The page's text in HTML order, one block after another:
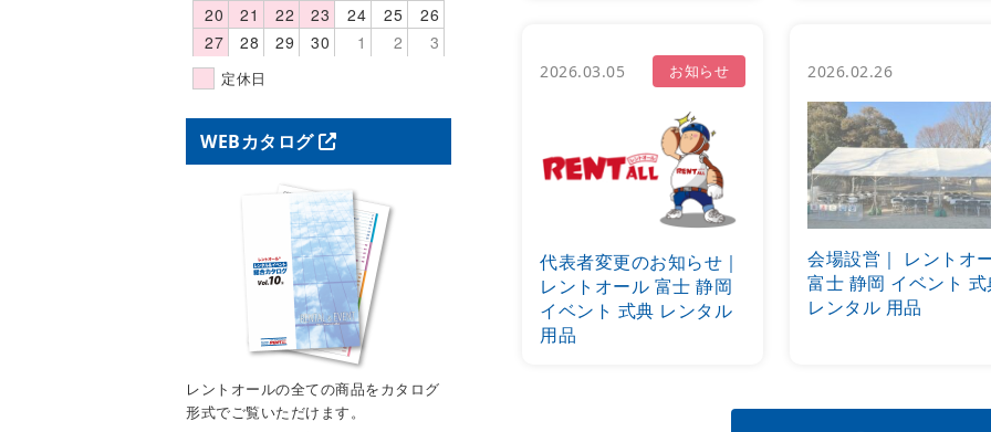
20
21 22 23 24 25
26
27
28 29 30 1 2 3
定休日
WEBカタログ
レントオールの全ての商品をカタログ
形式でご覧いただけます。
2026.03.05 お知らせ
代表者変更のお知らせ｜
レントオール 富士 静岡
イベント 式典 レンタル
用品
2026.02.26
会場設営｜ レントオ
富士 静岡 イベント 式
レンタル 用品